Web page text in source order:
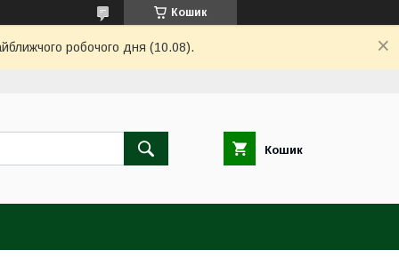
Кошик
робочого дня (10.08).
Кошик